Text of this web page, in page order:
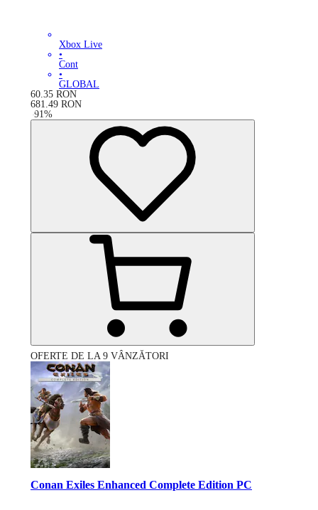
Xbox Live
•
Cont
•
GLOBAL
60.35 RON
681.49 RON
-91%
OFERTE DE LA 9 VÂNZĂTORI
Conan Exiles Enhanced Complete Edition PC